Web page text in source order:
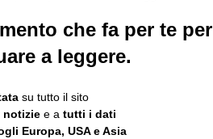
che fa per te per
a leggere.
su tutto il sito
notiziee atutti i dati
Europa, USA e Asia